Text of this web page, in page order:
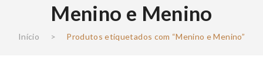
Menino e Menino
Início > Produtos etiquetados com “Menino e Menino”